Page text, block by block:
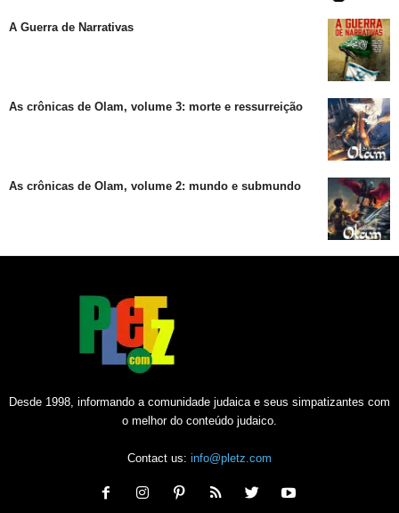
A Guerra de Narrativas
As crônicas de Olam, volume 3: morte e ressurreição
As crônicas de Olam, volume 2: mundo e submundo
Desde 1998, informando a comunidade judaica e seus simpatizantes com
o melhor do conteúdo judaico.
Contact us: info@pletz.com